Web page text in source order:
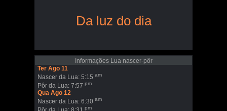
Da luz do dia
Informações Lua nascer-pôr
Ter Ago 11
Nascer da Lua: 5:15 am
Pôr da Lua: 7:57 pm
Qua Ago 12
Nascer da Lua: 6:30 am
pm